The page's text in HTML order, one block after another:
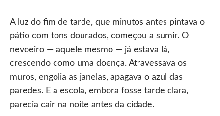
A luz do fim de tarde, que minutos antes pintava o
pátio com tons dourados, começou a sumir. O
nevoeiro — aquele mesmo — já estava lá,
crescendo como uma doença. Atravessava os
muros, engolia as janelas, apagava o azul das
paredes. E a escola, embora fosse tarde clara,
parecia cair na noite antes da cidade.